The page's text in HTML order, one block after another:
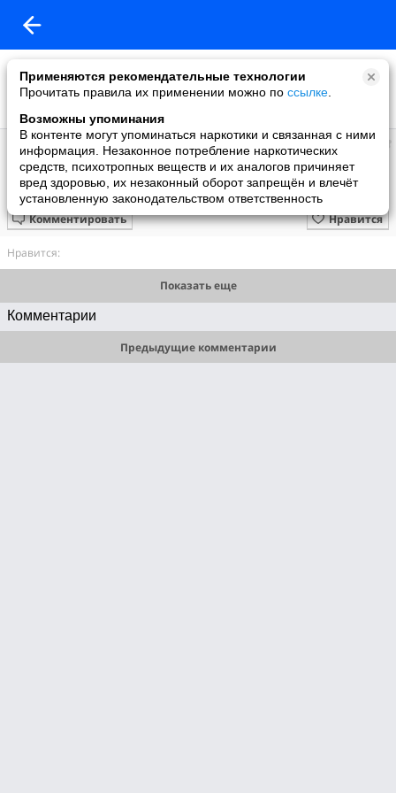
Применяются рекомендательные технологии
Прочитать правила их применении можно по ссылке
Возможны упоминания
В контенте могут упоминаться наркотики и связанная с ними
информация. Незаконное потребление наркотических
средств, психотропных веществ и их аналогов причиняет
вред здоровью, их незаконный оборот запрещён и влечёт
установленную законодательством ответственность
Ленингр, Михайловская Военная Артиллерийская Академия, 1820-н/вр
добавил видео
14.06.2014
Тактические ракетные комплексы сухопутных войск Луна & Точка-У
Нравится
Комментировать
Нравится:
Показать еще
Комментарии
Предыдущие комментарии